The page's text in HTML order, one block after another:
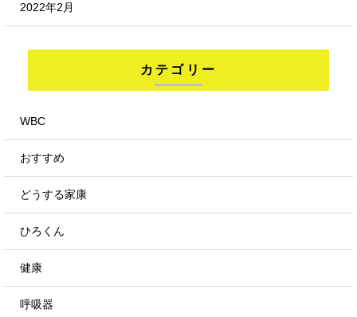
2022年2月
カテゴリー
WBC
おすすめ
どうする家康
ひろくん
健康
呼吸器